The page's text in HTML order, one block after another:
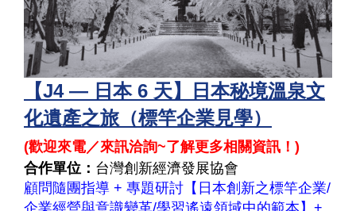
【J4 — 日本 6 天】日本秘境溫泉文
化遺產之旅（標竿企業見學）
(歡迎來電／來訊洽詢~了解更多相關資訊！ )
合作單位： 台灣創新經濟發展協會
顧問隨團指導 + 專題研討【日本創新之標竿企業/
企業經營與意識變革/學習遙遠領域中的範本】+